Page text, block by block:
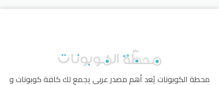
محطة الكوبوناتيُعد أهم مصدر عربي يجمع لك كافة كوبونات و